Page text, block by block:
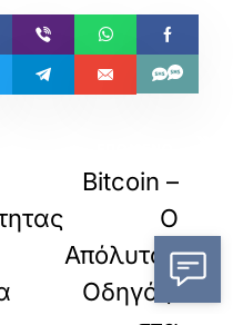
Bitcoin –
Ο
Απόλυτος
Οδηγός: